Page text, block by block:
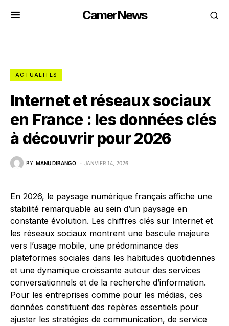
CamerNews
ACTUALITÉS
Internet et réseaux sociaux
en France : les données clés
à découvrir pour 2026
BY MANU DIBANGO JANVIER 14, 2026
En 2026, le paysage numérique français affiche une
stabilité remarquable au sein d’un paysage en
constante évolution. Les chiffres clés sur Internet et
les réseaux sociaux montrent une bascule majeure
vers l’usage mobile, une prédominance des
plateformes sociales dans les habitudes quotidiennes
et une dynamique croissante autour des services
conversationnels et de la recherche d’information.
Pour les entreprises comme pour les médias, ces
données constituent des repères essentiels pour
ajuster les stratégies de communication, de service